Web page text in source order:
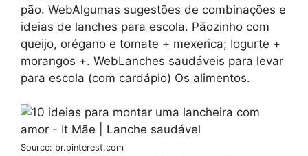
pão. WebAlgumas sugestões de combinações e
ideias de lanches para escola. Pãozinho com
queijo, orégano e tomate + mexerica; Iogurte +
morangos +. WebLanches saudáveis para levar
para escola (com cardápio) Os alimentos.
Source: br.pinterest.com